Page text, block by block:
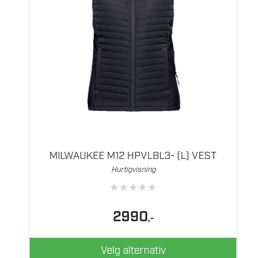
MILWAUKEE M12 HPVLBL3- (L) VEST
Hurtigvisning
★★★★★
2990,-
Velg alternativ
produktsiden